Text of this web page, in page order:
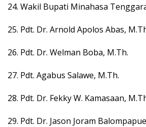
24. Wakil Bupati Minahasa
25. Pdt. Dr. Arnold Apolos Abas,
26. Pdt. Dr. Welman Boba, M.Th.
27. Pdt. Agabus Salawe, M.Th.
28. Pdt. Dr. Fekky W. Kamasaan,
29. Pdt. Dr. Jason Joram